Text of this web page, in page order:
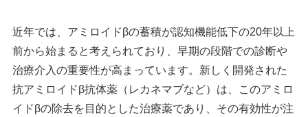
近年では、アミロイドβの蓄積が認知機能低下の20年以上
前から始まると考えられており、早期の段階での診断や
治療介入の重要性が高まっています。新しく開発された
抗アミロイドβ抗体薬（レカネマブなど）は、このアミロ
イドβの除去を目的とした治療薬であり、その有効性が注